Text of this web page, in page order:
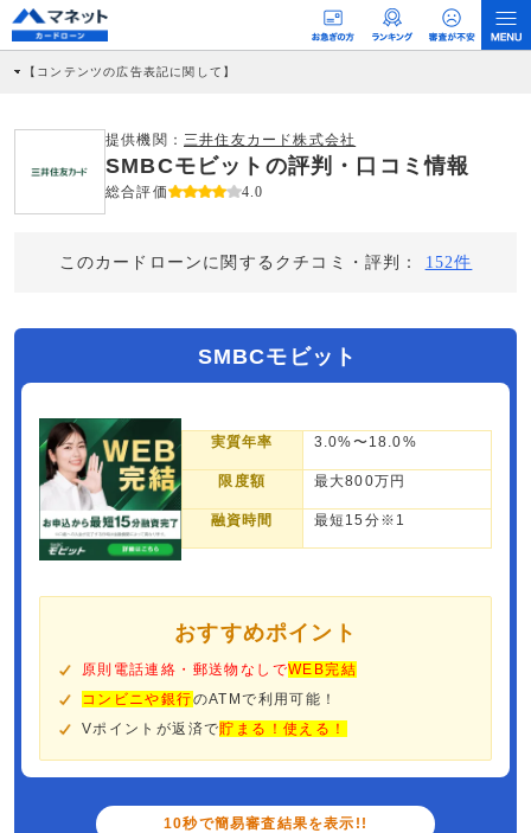
【コンテンツの広告表記に関して】
社に対して企業から紹介報酬が支払われるという収益モデルです。 ただし、特定の
商品を根拠なくPRするものではなく、当編集部の調査／ユーザーへの口コミ収集な
どに基づき、公平性を担保した情報提供を行っています。
提供機関： 三井住友カード株式会社
SMBCモビットの評判・口コミ情報
総合評価 4.0
このカードローンに関するクチコミ・評判： 152件
SMBCモビット
実質年率 3.0%〜18.0%
限度額 最大800万円
融資時間 最短15分※1
おすすめポイント
原則電話連絡・郵送物なしでWEB完結
コンビニや銀行のATMで利用可能！
Vポイントが返済で貯まる！使える！
10秒で簡易審査結果を表示!!